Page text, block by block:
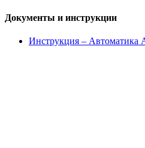
Документы и инструкции
Инструкция – Автоматика